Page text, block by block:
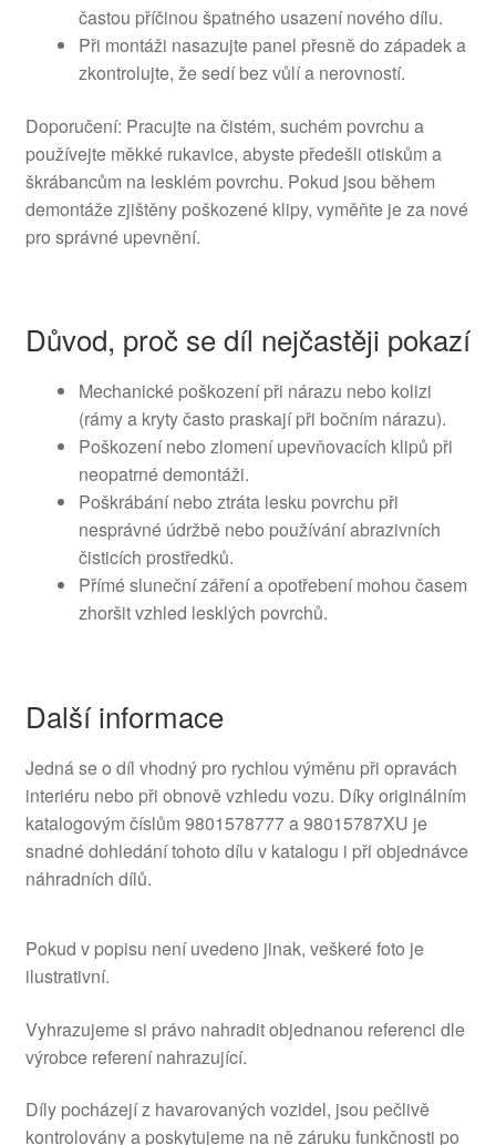
častou příčinou špatného usazení nového dílu.
Při montáži nasazujte panel přesně do západek a
zkontrolujte, že sedí bez vůlí a nerovností.
Doporučení: Pracujte na čistém, suchém povrchu a
používejte měkké rukavice, abyste předešli otiskům a
škrábancům na lesklém povrchu. Pokud jsou během
demontáže zjištěny poškozené klipy, vyměňte je za nové
pro správné upevnění.
Důvod, proč se díl nejčastěji pokazí
Mechanické poškození při nárazu nebo kolizi
(rámy a kryty často praskají při bočním nárazu).
Poškození nebo zlomení upevňovacích klipů při
neopatrné demontáži.
Poškrábání nebo ztráta lesku povrchu při
nesprávné údržbě nebo používání abrazivních
čisticích prostředků.
Přímé sluneční záření a opotřebení mohou časem
zhoršit vzhled lesklých povrchů.
Další informace
Jedná se o díl vhodný pro rychlou výměnu při opravách
interiéru nebo při obnově vzhledu vozu. Díky originálním
katalogovým číslům 9801578777 a 98015787XU je
snadné dohledání tohoto dílu v katalogu i při objednávce
náhradních dílů.
Pokud v popisu není uvedeno jinak, veškeré foto je
ilustrativní.
Vyhrazujeme si právo nahradit objednanou referenci dle
výrobce referení nahrazující.
Díly pocházejí z havarovaných vozidel, jsou pečlivě
kontrolovány a poskytujeme na ně záruku funkčnosti po